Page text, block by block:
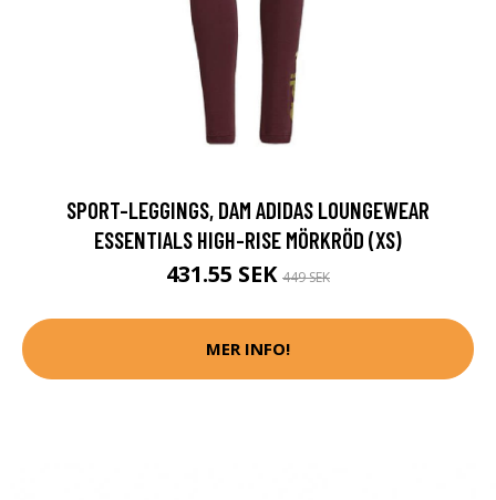
SPORT-LEGGINGS, DAM ADIDAS LOUNGEWEAR
ESSENTIALS HIGH-RISE MÖRKRÖD (XS)
431.55 SEK 449 SEK
MER INFO!